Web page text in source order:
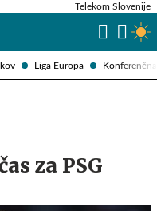
Liga Europa
Telekom Slovenije
za PSG